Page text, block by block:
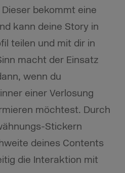
bekommt eine
kann deine Story in
teilen und mit dir in
macht der Einsatz
wenn du
einer Verlosung
möchtest. Durch
Stickern
deines Contents
die Interaktion mit